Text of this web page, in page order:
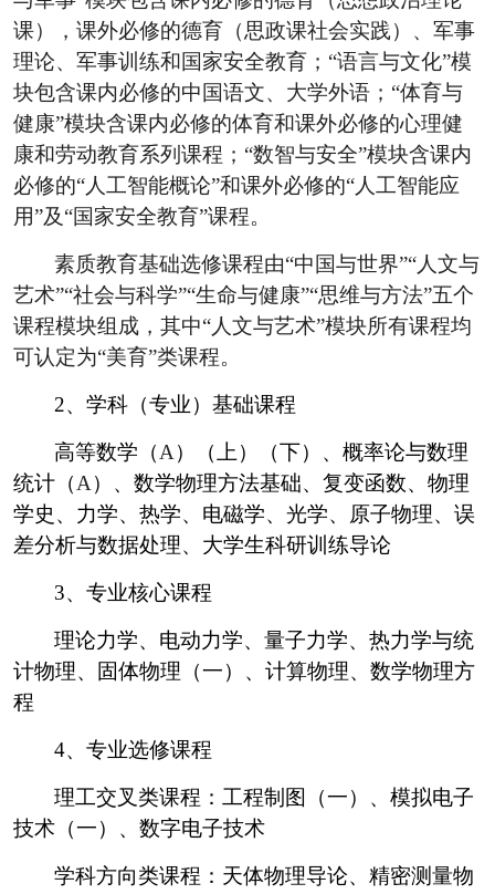
课），课外必修的德育（思政课社会实践）、军事
理论、军事训练和国家安全教育； “语言与文化”模
块包含课内必修的中国语文、大学外语； “体育与
健康”模块含课内必修的体育和课外必修的心理健
康和劳动教育系列课程；“数智与安全”模块含课内
必修的“人工智能概论”和课外必修的“人工智能应
用”及“国家安全教育”课程。
素质教育基础选修课程由“中国与世界”“人文与
艺术”“社会与科学”“生命与健康”“思维与方法”五个
课程模块组成，其中“人文与艺术”模块所有课程均
可认定为“美育”类课程。
2、学科（专业）基础课程
高等数学（A ）（上）（下）、概率论与数理
统计（A ）、数学物理方法基础、复变函数、物理
学史、力学、热学、电磁学、光学、原子物理、误
差分析与数据处理、大学生科研训练导论
3、专业核心课程
理论力学、电动力学、量子力学、热力学与统
计物理、固体物理（一）、计算物理、数学物理方
程
4、专业选修课程
理工交叉类课程：工程制图（一）、模拟电子
技术（一）、数字电子技术
学科方向类课程：天体物理导论、精密测量物